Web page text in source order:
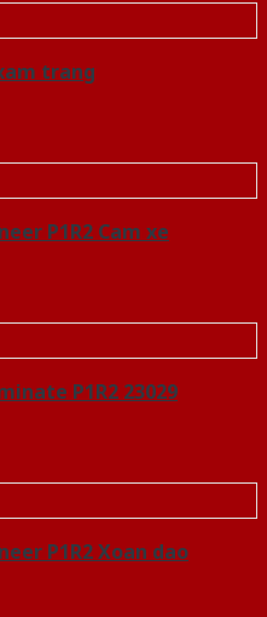
trang
P1R2 Cam xe
P1R2 23029
P1R2 Xoan dao